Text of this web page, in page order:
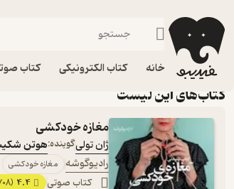
خانه کتاب الکترونیکی کتاب
کتاب‌های پیشنهادی مجتبی شکوری۱
کتاب‌های این لیست
مغازه خودکشی
ژان تولیگوینده:هوتن
رادیوگوشه
مغازه خودکشی
کتاب صوتی 4.4
(6708)